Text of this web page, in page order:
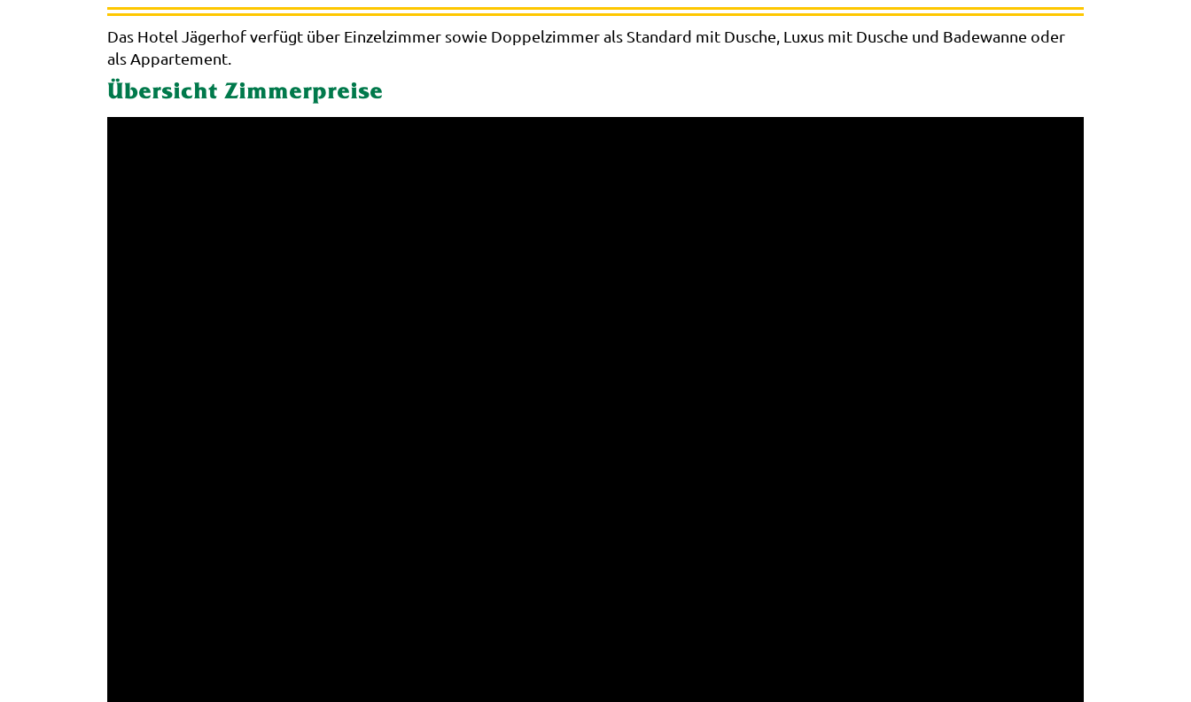
Das Hotel Jägerhof verfügt über Einzelzimmer sowie Doppelzimmer als Standard mit Dusche, Luxus mit Dusche und Badewanne oder
als Appartement.
Übersicht Zimmerpreise